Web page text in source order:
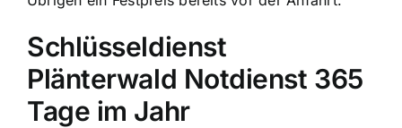
Schlüsseldienst
Plänterwald Notdienst 365
Tage im Jahr